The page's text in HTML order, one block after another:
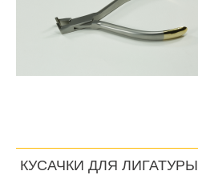
КУСАЧКИ ДЛЯ ЛИГАТУРЫ